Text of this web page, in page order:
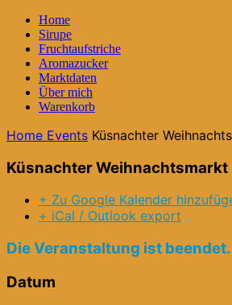
Home
Sirupe
Fruchtaufstriche
Aromazucker
Marktdaten
Über mich
Warenkorb
Home Events Küsnachter
Küsnachter Weihnachtsmarkt
+ Zu Google Kalender
+ iCal / Outlook export
Die Veranstaltung ist beendet.
Datum